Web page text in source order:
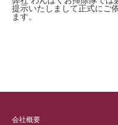
提示いたしまして正式にご
ます。
会社概要